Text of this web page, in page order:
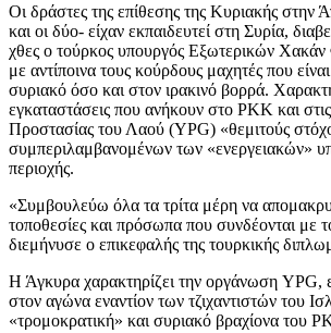
Οι δράστες της επίθεσης της Κυριακής στην
και οι δύο- είχαν εκπαιδευτεί στη Συρία,
χθες ο τούρκος υπουργός Εξωτερικών Χακάν
με αντίποινα τους κούρδους μαχητές που
συριακό όσο και στον ιρακινό βορρά.
εγκαταστάσεις που ανήκουν στο PKK και
Προστασίας του Λαού (YPG) «θεμιτούς
συμπεριλαμβανομένων των «ενεργειακών»
περιοχής.
«Συμβουλεύω όλα τα τρίτα μέρη να
τοποθεσίες και πρόσωπα που συνδέονται με
διεμήνυσε ο επικεφαλής της τουρκικής
Η Άγκυρα χαρακτηρίζει την οργάνωση
στον αγώνα εναντίον των τζιχαντιστών του
«τρομοκρατική» και συριακό βραχίονα του